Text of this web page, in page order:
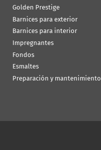
Golden Prestige
Barnices para exterior
Barnices para interior
Impregnantes
Fondos
Esmaltes
Preparación y mantenimiento